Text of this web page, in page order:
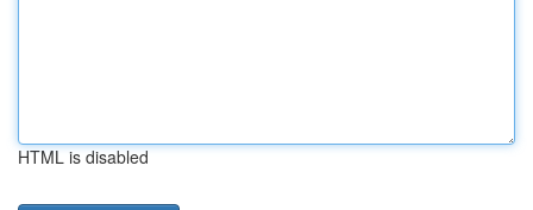
HTML is disabled